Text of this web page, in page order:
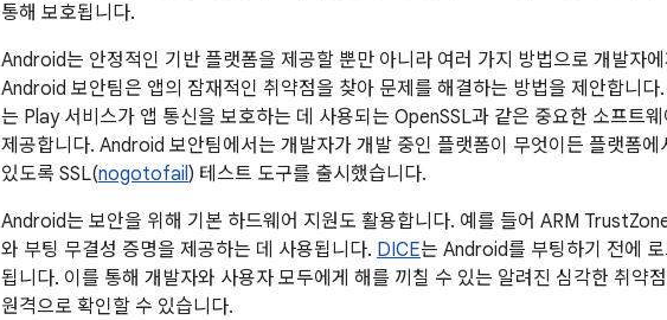
통해 보호됩니다.
Android는 안정적인 기반 플랫폼을 제공할 뿐만 아니라 여러 가지 방법으로 개발자
Android 보안팀은 앱의 잠재적인 취약점을 찾아 문제를 해결하는 방법을 제안합니
는 Play 서비스가 앱 통신을 보호하는 데 사용되는 OpenSSL과 같은 중요한 소프트
제공합니다. Android 보안팀에서는 개발자가 개발 중인 플랫폼이 무엇이든 플랫폼
있도록 SSL(nogotofail) 테스트 도구를 출시했습니다.
Android는 보안을 위해 기본 하드웨어 지원도 활용합니다. 예를 들어 ARM
와 부팅 무결성 증명을 제공하는 데 사용됩니다. DICE는 Android를 부팅하기 전에
됩니다. 이를 통해 개발자와 사용자 모두에게 해를 끼칠 수 있는 알려진 심각한 취약
원격으로 확인할 수 있습니다.